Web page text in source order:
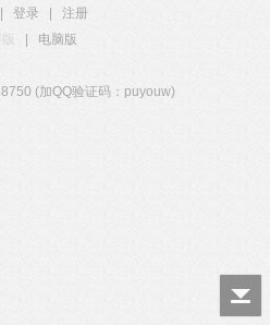
登录
注册
版
电脑版
(加QQ验证码：puyouw)